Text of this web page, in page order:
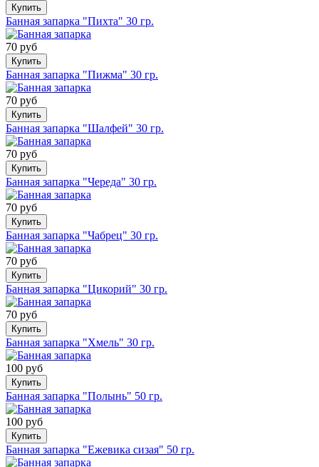
Купить
Банная запарка "Пихта" 30 гр.
70 руб
Купить
Банная запарка "Пижма" 30 гр.
70 руб
Купить
Банная запарка "Шалфей" 30 гр.
70 руб
Купить
Банная запарка "Череда" 30 гр.
70 руб
Купить
Банная запарка "Чабрец" 30 гр.
70 руб
Купить
Банная запарка "Цикорий" 30 гр.
70 руб
Купить
Банная запарка "Хмель" 30 гр.
100 руб
Купить
Банная запарка "Полынь" 50 гр.
100 руб
Купить
Банная запарка "Ежевика сизая" 50 гр.